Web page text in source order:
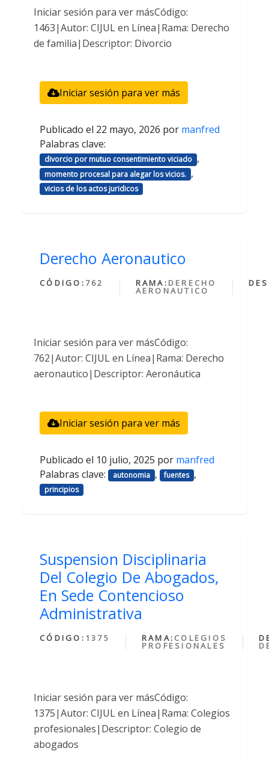
Iniciar sesión para ver másCódigo:
1463|Autor: CIJUL en Línea|Rama: Derecho
de familia|Descriptor: Divorcio
Iniciar sesión para ver más
Publicado el 22 mayo, 2026 por manfred
Palabras clave:
divorcio por mutuo consentimiento viciado ,
momento procesal para alegar los vicios. ,
vicios de los actos juridicos
Derecho Aeronautico
CÓDIGO: 762 RAMA: DERECHO
AERONAUTICO
Iniciar sesión para ver másCódigo:
762|Autor: CIJUL en Línea|Rama: Derecho
aeronautico|Descriptor: Aeronáutica
Iniciar sesión para ver más
Publicado el 10 julio, 2025 por manfred
Palabras clave:
autonomia , fuentes ,
principios
Suspension Disciplinaria
Del Colegio De Abogados,
En Sede Contencioso
Administrativa
CÓDIGO: 1375 RAMA: COLEGIOS
PROFESIONALES
Iniciar sesión para ver másCódigo:
1375|Autor: CIJUL en Línea|Rama: Colegios
profesionales|Descriptor: Colegio de
abogados